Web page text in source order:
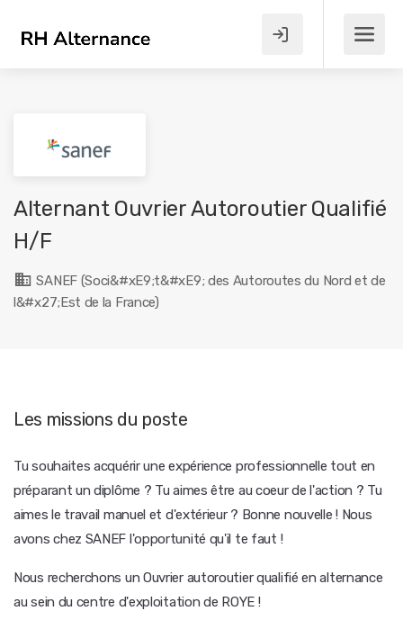
Alternant Ouvrier Autoroutier Qualifié
H/F
SANEF (Soci&#xE9;t&#xE9; des Autoroutes du Nord et de
l&#x27;Est de la France)
Les missions du poste
Tu souhaites acquérir une expérience professionnelle tout en
préparant un diplôme ? Tu aimes être au coeur de l'action ? Tu
aimes le travail manuel et d'extérieur ? Bonne nouvelle ! Nous
avons chez SANEF l'opportunité qu'il te faut !
Nous recherchons un Ouvrier autoroutier qualifié en alternance
au sein du centre d'exploitation de ROYE !